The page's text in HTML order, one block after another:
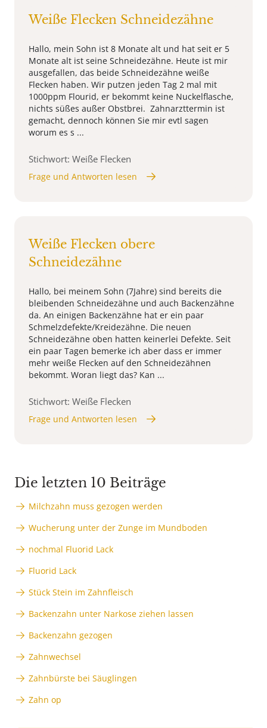
Weiße Flecken Schneidezähne
Hallo, mein Sohn ist 8 Monate alt und hat seit er 5
Monate alt ist seine Schneidezähne. Heute ist mir
ausgefallen, das beide Schneidezähne weiße
Flecken haben. Wir putzen jeden Tag 2 mal mit
1000ppm Flourid, er bekommt keine Nuckelflasche,
nichts süßes außer Obstbrei. Zahnarzttermin ist
gemacht, dennoch können Sie mir evtl sagen
worum es s ...
Stichwort: Weiße Flecken
Frage und Antworten lesen
Weiße Flecken obere
Schneidezähne
Hallo, bei meinem Sohn (7Jahre) sind bereits die
bleibenden Schneidezähne und auch Backenzähne
da. An einigen Backenzähne hat er ein paar
Schmelzdefekte/Kreidezähne. Die neuen
Schneidezähne oben hatten keinerlei Defekte. Seit
ein paar Tagen bemerke ich aber dass er immer
mehr weiße Flecken auf den Schneidezähnen
bekommt. Woran liegt das? Kan ...
Stichwort: Weiße Flecken
Frage und Antworten lesen
Die letzten 10 Beiträge
Milchzahn muss gezogen werden
Wucherung unter der Zunge im Mundboden
nochmal Fluorid Lack
Fluorid Lack
Stück Stein im Zahnfleisch
Backenzahn unter Narkose ziehen lassen
Backenzahn gezogen
Zahnwechsel
Zahnbürste bei Säuglingen
Zahn op